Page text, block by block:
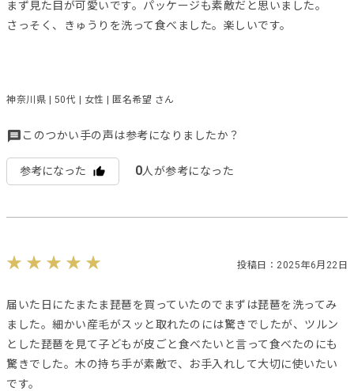
まず見た目が可愛いです。パッケージも素敵だと思いました。
さっそく、きゅうりを洗って食べました。楽しいです。
神奈川県 | 50代 | 女性 | 匿名希望 さん
このつかい手の声は参考になりましたか？
参考になった 0人が参考になった
投稿日：2025年6月22日
届いた日にたまたま琵琶を買っていたのでまずは琵琶を洗ってみ
ました。細かい産毛がスッと取れたのには驚きでしたが、ツルン
とした琵琶を見て子どもが皮ごと食べたいと言って食べたのにも
驚きでした。木の持ち手が素敵で、お手入れして大切に使いたい
です。